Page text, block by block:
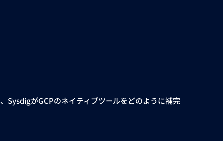
SysdigがGCPのネイティブツールをどのように補完